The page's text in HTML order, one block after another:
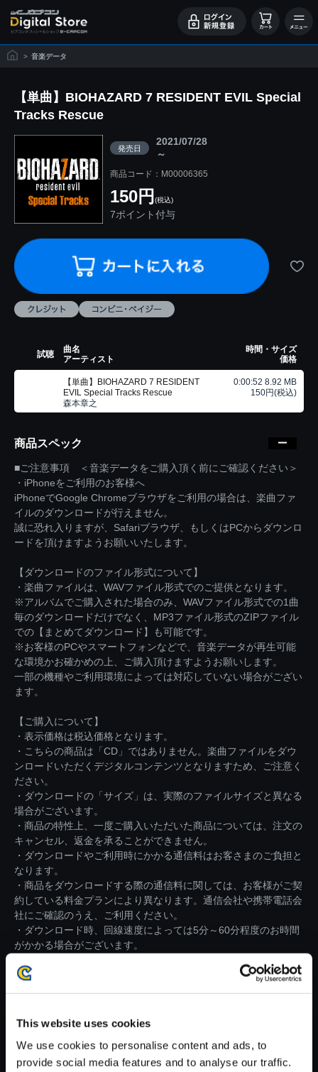
This website uses cookies
We use cookies to personalise content and ads, to
provide social media features and to analyse our traffic.
> 音楽データ
【単曲】BIOHAZARD 7 RESIDENT EVIL Special
Tracks Rescue
発売日
2021/07/28
～
商品コード：M00006365
150円 (税込)
7ポイント付与
試聴
曲名
アーティスト
時間・サイズ
価格
【単曲】BIOHAZARD 7 RESIDENT
EVIL Special Tracks Rescue
森本章之
0:00:52 8.92 MB
150円(税込)
商品スペック
■ご注意事項 ＜音楽データをご購入頂く前にご確認ください＞
・iPhoneをご利用のお客様へ
iPhoneでGoogle Chromeブラウザをご利用の場合は、楽曲ファ
イルのダウンロードが行えません。
誠に恐れ入りますが、Safariブラウザ、もしくはPCからダウンロ
ードを頂けますようお願いいたします。
【ダウンロードのファイル形式について】
・楽曲ファイルは、WAVファイル形式でのご提供となります。
※アルバムでご購入された場合のみ、WAVファイル形式での1曲
毎のダウンロードだけでなく、MP3ファイル形式のZIPファイル
での【まとめてダウンロード】も可能です。
※お客様のPCやスマートフォンなどで、音楽データが再生可能
な環境かお確かめの上、ご購入頂けますようお願いします。
一部の機種やご利用環境によっては対応していない場合がござい
ます。
【ご購入について】
・表示価格は税込価格となります。
・こちらの商品は「CD」ではありません。楽曲ファイルをダウ
ンロードいただくデジタルコンテンツとなりますため、ご注意く
ださい。
・ダウンロードの「サイズ」は、実際のファイルサイズと異なる
場合がございます。
・商品の特性上、一度ご購入いただいた商品については、注文の
キャンセル、返金を承ることができません。
・ダウンロードやご利用時にかかる通信料はお客さまのご負担と
なります。
・商品をダウンロードする際の通信料に関しては、お客様がご契
約している料金プランにより異なります。通信会社や携帯電話会
社にご確認のうえ、ご利用ください。
・ダウンロード時、回線速度によっては5分～60分程度のお時間
がかかる場合がございます。
が安定しているWifi環境でお試しください。